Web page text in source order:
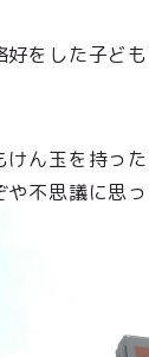
好をした子ど
けん玉を持っ
不思議に思っ